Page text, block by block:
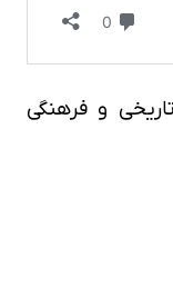
و فرهنگی